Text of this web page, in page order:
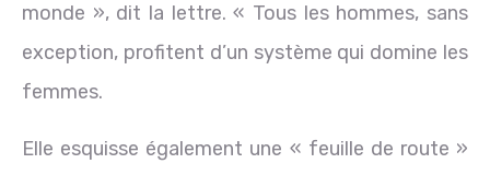
monde », dit la lettre. « Tous les hommes, sans
exception, profitent d’un système qui domine les
femmes.
Elle esquisse également une « feuille de route »